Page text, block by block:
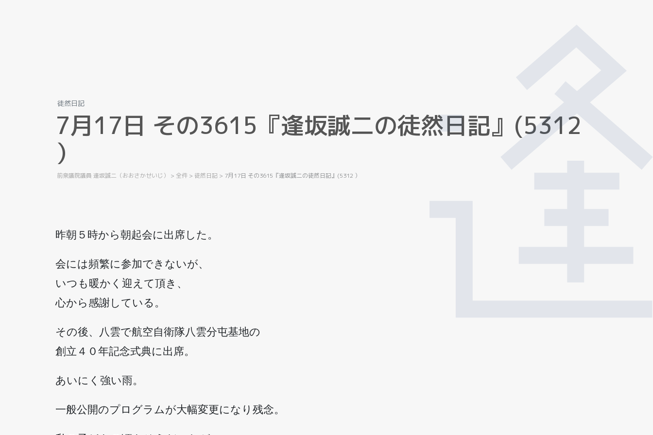
徒然日記
7月1 7日 その361 5 『逢坂誠二の徒然日記』 (5312
）
前衆議院議員 逢坂誠二（おおさかせいじ） > 全件 > 徒然日記 > 7月17日 その3615『逢坂誠二の徒然日記』(5312 ）
昨朝５時から朝起会に出席した。
会には頻繁に参加できないが、
いつも暖かく迎えて頂き、
心から感謝している。
その後、八雲で航空自衛隊八雲分屯基地の
創立４０年記念式典に出席。
あいにく強い雨。
一般公開のプログラムが大幅変更になり残念。